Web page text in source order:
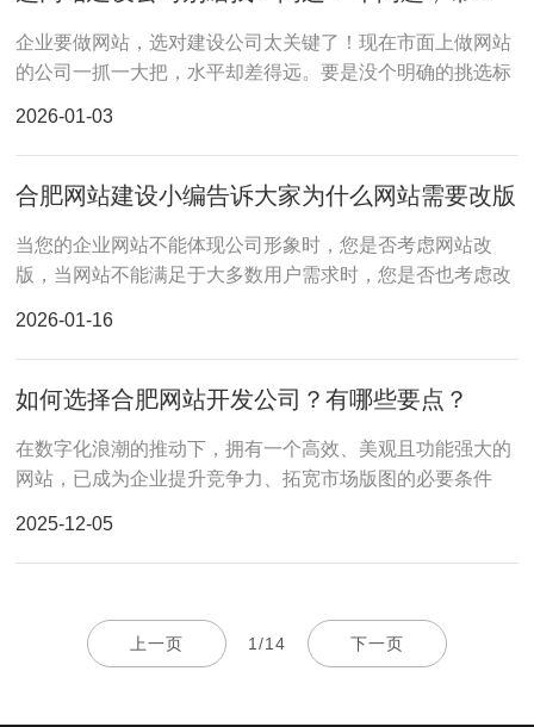
企业要做网站，选对建设公司太关键了！现在市面上做网站
的公司一抓一大把，水平却差得远。要是没个明确的挑选标
2026-01-03
合肥网站建设小编告诉大家为什么网站需要改版
当您的企业网站不能体现公司形象时，您是否考虑网站改
版，当网站不能满足于大多数用户需求时，您是否也考虑改
2026-01-16
如何选择合肥网站开发公司？有哪些要点？
在数字化浪潮的推动下，拥有一个高效、美观且功能强大的
网站，已成为企业提升竞争力、拓宽市场版图的必要条件
2025-12-05
上一页 1/14 下一页